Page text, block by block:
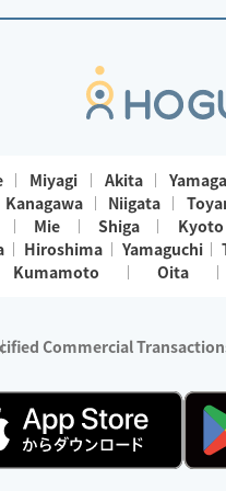
Miyagi Akita
Kanagawa Niigata
Mie Shiga Kyoto
Hiroshima Yamaguchi
Kumamoto Oita
Commercial